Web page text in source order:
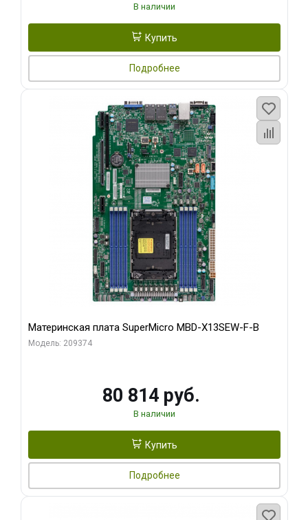
В наличии
Купить
Подробнее
Материнская плата SuperMicro MBD-X13SEW-F-B
Модель: 209374
80 814 руб.
В наличии
Купить
Подробнее